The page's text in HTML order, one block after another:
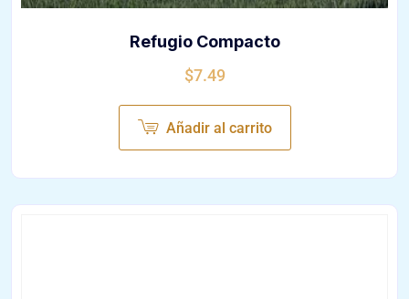
Refugio Compacto
$7.49
Añadir al carrito